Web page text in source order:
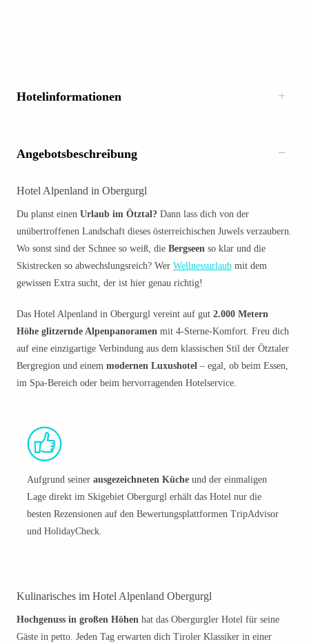
Hotelinformationen
Angebotsbeschreibung
Hotel Alpenland in Obergurgl
Du planst einen Urlaub im Ötztal? Dann lass dich von der
unübertroffenen Landschaft dieses österreichischen Juwels verzaubern.
Wo sonst sind der Schnee so weiß, die Bergseen so klar und die
Skistrecken so abwechslungsreich? Wer Wellnessurlaub mit dem
gewissen Extra sucht, der ist hier genau richtig!
Das Hotel Alpenland in Obergurgl vereint auf gut 2.000 Metern
Höhe glitzernde Alpenpanoramen mit 4-Sterne-Komfort. Freu dich
auf eine einzigartige Verbindung aus dem klassischen Stil der Ötztaler
Bergregion und einem modernen Luxushotel – egal, ob beim Essen,
im Spa-Bereich oder beim hervorragenden Hotelservice.
Aufgrund seiner ausgezeichneten Küche und der einmaligen
Lage direkt im Skigebiet Obergurgl erhält das Hotel nur die
besten Rezensionen auf den Bewertungsplattformen TripAdvisor
und HolidayCheck.
Kulinarisches im Hotel Alpenland Obergurgl
Hochgenuss in großen Höhen hat das Obergurgler Hotel für seine
Gäste in petto. Jeden Tag erwarten dich Tiroler Klassiker in einer